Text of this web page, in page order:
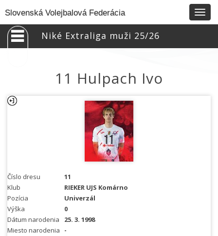
Slovenská Volejbalová Federácia
Niké Extraliga muži 25/26
11 Hulpach Ivo
Číslo dresu
11
Klub
RIEKER UJS Komárno
Pozícia
Univerzál
Výška
0
Dátum narodenia
25. 3. 1998
Miesto narodenia
-